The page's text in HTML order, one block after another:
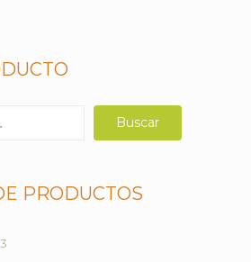
Buscar
PRODUCTOS
3